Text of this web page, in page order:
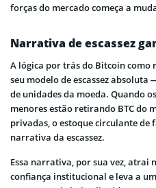
forças do mercado começa a
Narrativa de escassez
A lógica por trás do Bitcoin como
seu modelo de escassez
de unidades da moeda. Quando
menores estão retirando BTC do
privadas, o estoque circulante de
narrativa da escassez.
Essa narrativa, por sua vez, atrai
confiança institucional e leva a